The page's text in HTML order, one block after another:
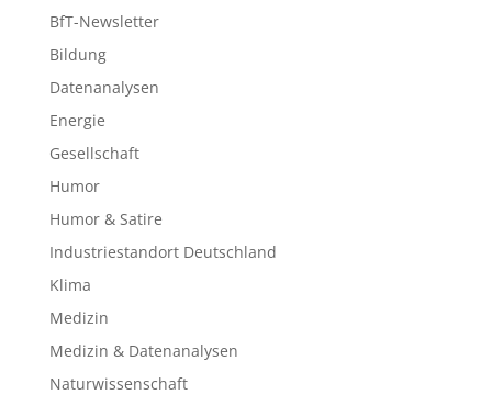
BfT-Newsletter
Bildung
Datenanalysen
Energie
Gesellschaft
Humor
Humor & Satire
Industriestandort Deutschland
Klima
Medizin
Medizin & Datenanalysen
Naturwissenschaft